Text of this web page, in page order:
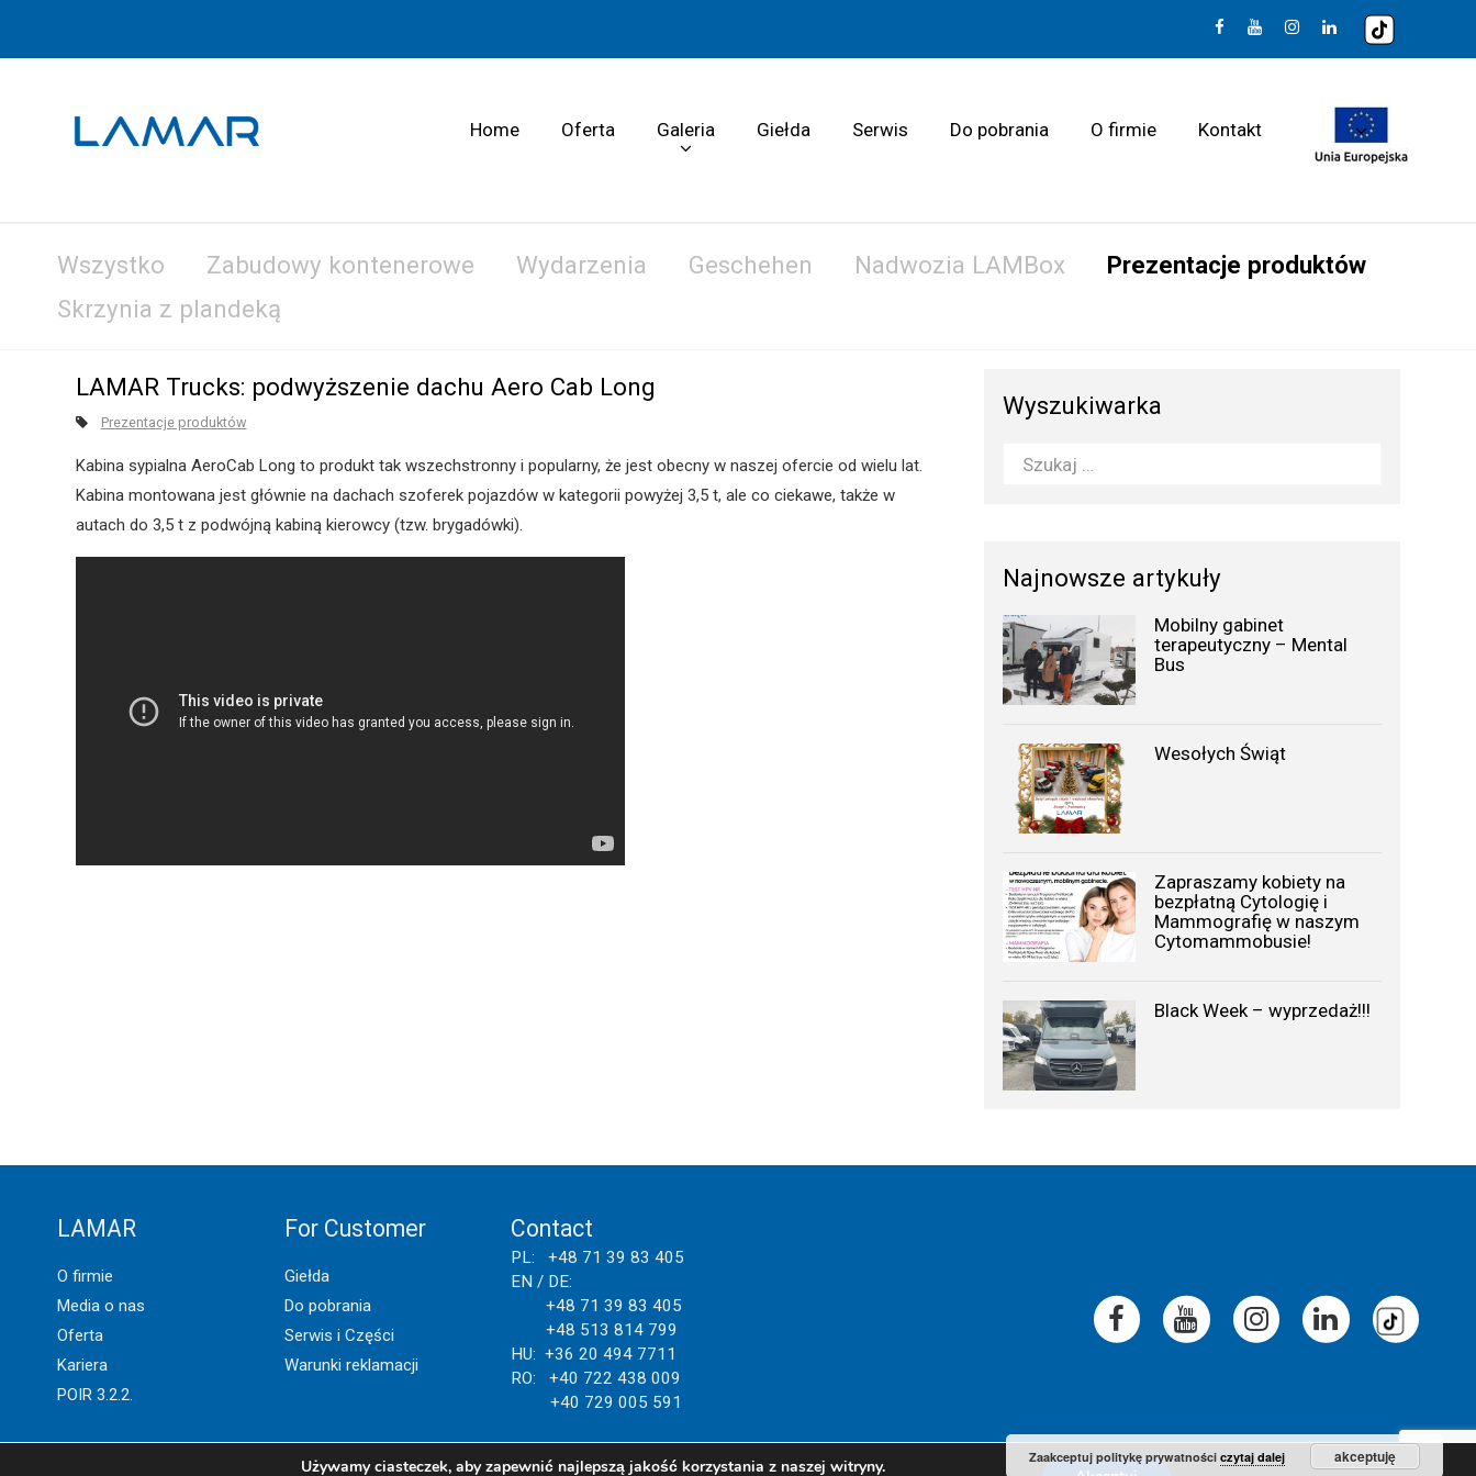
Home Oferta Galeria Giełda Serwis Do pobrania O firmie Kontakt
Wszystko Zabudowy kontenerowe Wydarzenia Geschehen Nadwozia LAMBox
Prezentacje produktów
Skrzynia z plandeką
LAMAR Trucks: podwyższenie dachu Aero Cab Long
Prezentacje produktów
Kabina sypialna AeroCab Long to produkt tak wszechstronny i popularny, że jest obecny w naszej ofercie od wielu lat.
Kabina montowana jest głównie na dachach szoferek pojazdów w kategorii powyżej 3,5 t, ale co ciekawe, także w
autach do 3,5 t z podwójną kabiną kierowcy (tzw. brygadówki).
Wyszukiwarka
Najnowsze artykuły
Mobilny gabinet
terapeutyczny – Mental
Bus
Wesołych Świąt
Zapraszamy kobiety na
bezpłatną Cytologię i
Mammografię w naszym
Cytomammobusie!
Black Week – wyprzedaż!!!
LAMAR
O firmie
Media o nas
Oferta
Kariera
POIR 3.2.2.
For Customer
Giełda
Do pobrania
Serwis i Części
Warunki reklamacji
Contact
PL: +48 71 39 83 405
EN / DE:
+48 71 39 83 405
+48 513 814 799
HU: +36 20 494 7711
RO: +40 722 438 009
+40 729 005 591
Używamy ciasteczek, aby zapewnić najlepszą jakość korzystania z naszej witryny. Zaakceptuj politykę prywatności czytaj dalej akceptuję